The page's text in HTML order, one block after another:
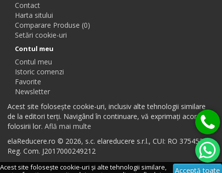
Contact
Harta sitului
Comparare Produse (0)
Setări cookie-uri
Contul meu
Contul meu
Istoric comenzi
Favorite
Newsletter
Acest site folosește cookie-uri, inclusiv alte tehnologii similare
de la editori terți. Navigând în continuare, vă exprimați acordul
folosirii lor. Află mai multe
elaReducere.ro © 2026, s.c. elareducere s.r.l., CUI: RO 37545384,
Reg. Com. J2017000249212
Acest site folosește cookie-uri și alte tehnologii similare,
Acceptă toate